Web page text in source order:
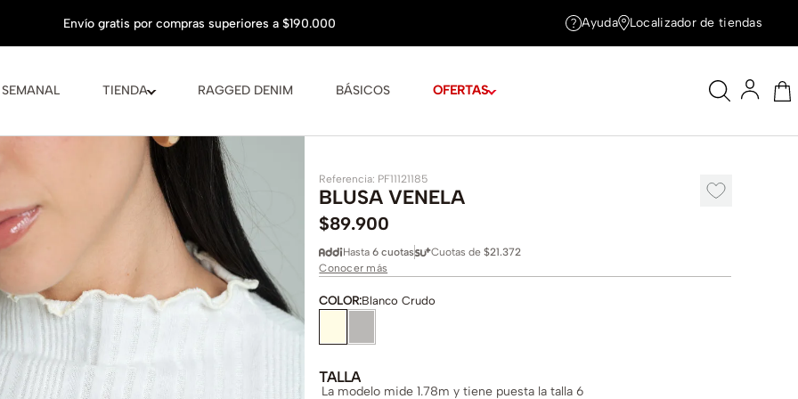
TIENDA RAGGED DENIM BÁSICOS OFERTAS
Ayuda Localizador de tiendas
Referencia: PF11121185
BLUSA VENELA
$89.900
Hasta6 cuotas Cuotas de$21.372
Conocer más
COLOR:Blanco Crudo
TALLA
La modelo mide 1.78m y tiene puesta la talla 6